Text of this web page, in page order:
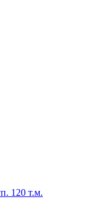
120 т.м.